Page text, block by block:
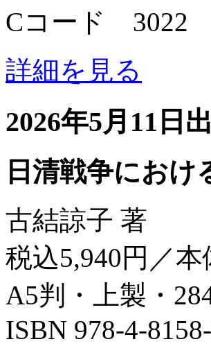
Cコード 3022
詳細を見る
2026年5月11日
日清戦争におけ
古結諒子 著
税込5,940円／本
A5判・上製・
ISBN 978-4-